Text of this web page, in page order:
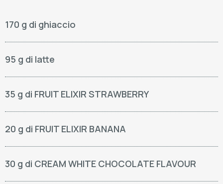
170 g di ghiaccio
95 g di latte
35 g di FRUIT ELIXIR STRAWBERRY
20 g di FRUIT ELIXIR BANANA
30 g di CREAM WHITE CHOCOLATE FLAVOUR